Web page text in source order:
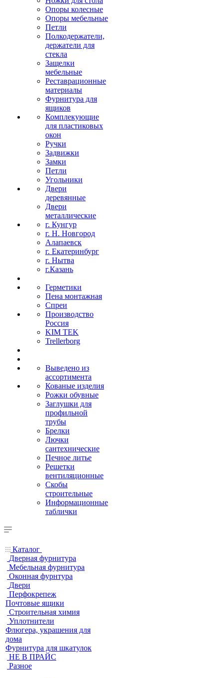
Опоры колесные
Опоры мебельные
Петли
Полкодержатели,
держатели для
стекла
Защелки
мебельные
Реставрационные
материалы
Фурнитура для
ящиков
Комплекующие
для пластиковых
окон
Ручки
Задвижки
Замки
Петли
Угольники
Двери
деревянные
Двери
металлические
г. Кунгур
г. Н. Новгород
Алапаевск
г. Екатеринбург
г. Нытва
г.Казань
Герметики
Пена монтажная
Спреи
Производство
Россия
KIM TEK
Trellerborg
Выведено из
ассортимента
Кованые изделия
Рожки обувные
Заглушки для
профильной
трубы
Брелки
Лючки
сантехнические
Печное литье
Решетки
вентиляционные
Скобы
строительные
Информационные
таблички
Каталог
Дверная фурнитура
Мебельная фурнитура
Оконная фурнтура
Двери
Перфокрепеж
Почтовые ящики
Строительная химия
Уплотнители
Флюгера, украшения для
дома
Фурнитура для шкатулок
НЕ В ПРАЙС
Разное